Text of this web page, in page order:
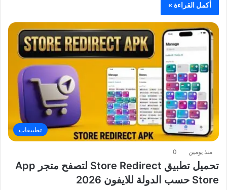
أكمل القراءة »
تطبيقات
منذ يومين 0
تحميل تطبيق Store Redirect لتصفح متجر App
Store حسب الدولة للايفون 2026